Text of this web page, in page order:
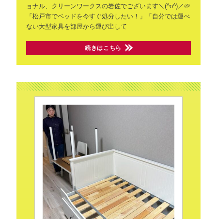
ョナル、クリーンワークスの岩佐でございます＼(^o^)／🌱
「松戸市でベッドを今すぐ処分したい！」「自分では運べ
ない大型家具を部屋から運び出して
続きはこちら